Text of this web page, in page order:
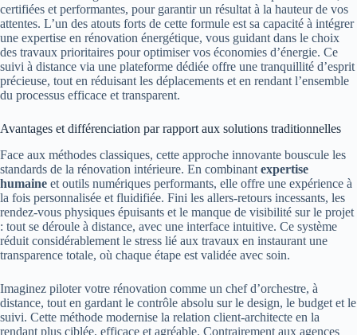
certifiées et performantes, pour garantir un résultat à la hauteur de vos
attentes. L’un des atouts forts de cette formule est sa capacité à intégrer
une expertise en rénovation énergétique, vous guidant dans le choix
des travaux prioritaires pour optimiser vos économies d’énergie. Ce
suivi à distance via une plateforme dédiée offre une tranquillité d’esprit
précieuse, tout en réduisant les déplacements et en rendant l’ensemble
du processus efficace et transparent.
Avantages et différenciation par rapport aux solutions traditionnelles
Face aux méthodes classiques, cette approche innovante bouscule les
standards de la rénovation intérieure. En combinant expertise
humaine et outils numériques performants, elle offre une expérience à
la fois personnalisée et fluidifiée. Fini les allers-retours incessants, les
rendez-vous physiques épuisants et le manque de visibilité sur le projet
: tout se déroule à distance, avec une interface intuitive. Ce système
réduit considérablement le stress lié aux travaux en instaurant une
transparence totale, où chaque étape est validée avec soin.
Imaginez piloter votre rénovation comme un chef d’orchestre, à
distance, tout en gardant le contrôle absolu sur le design, le budget et le
suivi. Cette méthode modernise la relation client-architecte en la
rendant plus ciblée, efficace et agréable. Contrairement aux agences